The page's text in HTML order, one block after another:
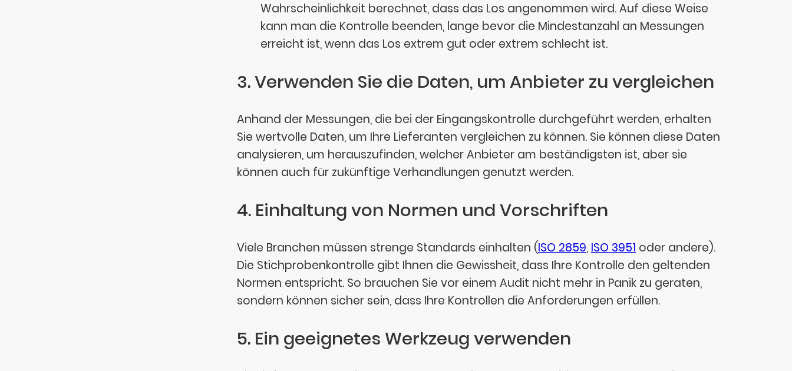
Wahrscheinlichkeit berechnet, dass das Los angenommen wird. Auf diese Weise
kann man die Kontrolle beenden, lange bevor die Mindestanzahl an Messungen
erreicht ist, wenn das Los extrem gut oder extrem schlecht ist.
3. Verwenden Sie die Daten, um Anbieter zu vergleichen
Anhand der Messungen, die bei der Eingangskontrolle durchgeführt werden, erhalten
Sie wertvolle Daten, um Ihre Lieferanten vergleichen zu können. Sie können diese Daten
analysieren, um herauszufinden, welcher Anbieter am beständigsten ist, aber sie
können auch für zukünftige Verhandlungen genutzt werden.
4. Einhaltung von Normen und Vorschriften
Viele Branchen müssen strenge Standards einhalten (ISO 2859, ISO 3951 oder andere).
Die Stichprobenkontrolle gibt Ihnen die Gewissheit, dass Ihre Kontrolle den geltenden
Normen entspricht. So brauchen Sie vor einem Audit nicht mehr in Panik zu geraten,
sondern können sicher sein, dass Ihre Kontrollen die Anforderungen erfüllen.
5. Ein geeignetes Werkzeug verwenden